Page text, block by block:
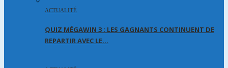
ACTUALITÉ
QUIZ MÉGAWIN 3 : LES GAGNANTS CONTINUENT DE
REPARTIR AVEC LE…